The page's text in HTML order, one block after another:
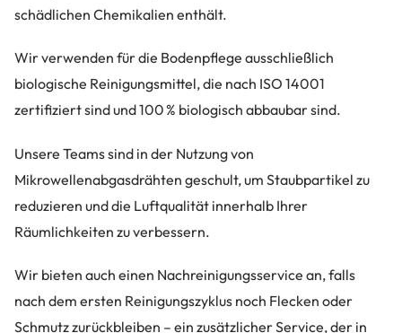
schädlichen Chemikalien enthält.
Wir verwenden für die Bodenpflege ausschließlich
biologische Reinigungsmittel, die nach ISO 14001
zertifiziert sind und 100 % biologisch abbaubar sind.
Unsere Teams sind in der Nutzung von
Mikrowellenabgasdrähten geschult, um Staubpartikel zu
reduzieren und die Luftqualität innerhalb Ihrer
Räumlichkeiten zu verbessern.
Wir bieten auch einen Nachreinigungsservice an, falls
nach dem ersten Reinigungszyklus noch Flecken oder
Schmutz zurückbleiben – ein zusätzlicher Service, der in